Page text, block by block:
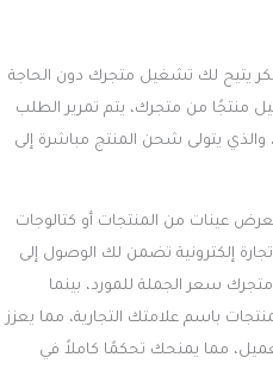
يتيح لك تشغيل متجرك دون الحاجة
منتجًا من متجرك، يتم تمرير الطلب
والذي يتولى شحن المنتج مباشرة إلى
عينات من المنتجات أو كتالوجات
تجارة إلكترونية تضمن لك الوصول إلى
سعر الجملة للمورد، بينما
باسم علامتك التجارية، مما يعزز
مما يمنحك تحكمًا كاملاً في